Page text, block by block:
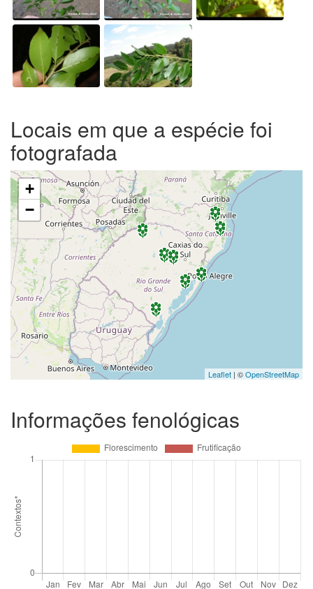
Locais em que a espécie foi
fotografada
+
−
Leaflet | ©OpenStreetMap
Informações fenológicas